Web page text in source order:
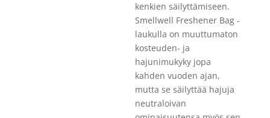
kenkien säilyttämiseen.
Smellwell Freshener Bag -
laukulla on muuttumaton
kosteuden- ja
hajunimukyky jopa
kahden vuoden ajan,
mutta se säilyttää hajuja
neutraloivan